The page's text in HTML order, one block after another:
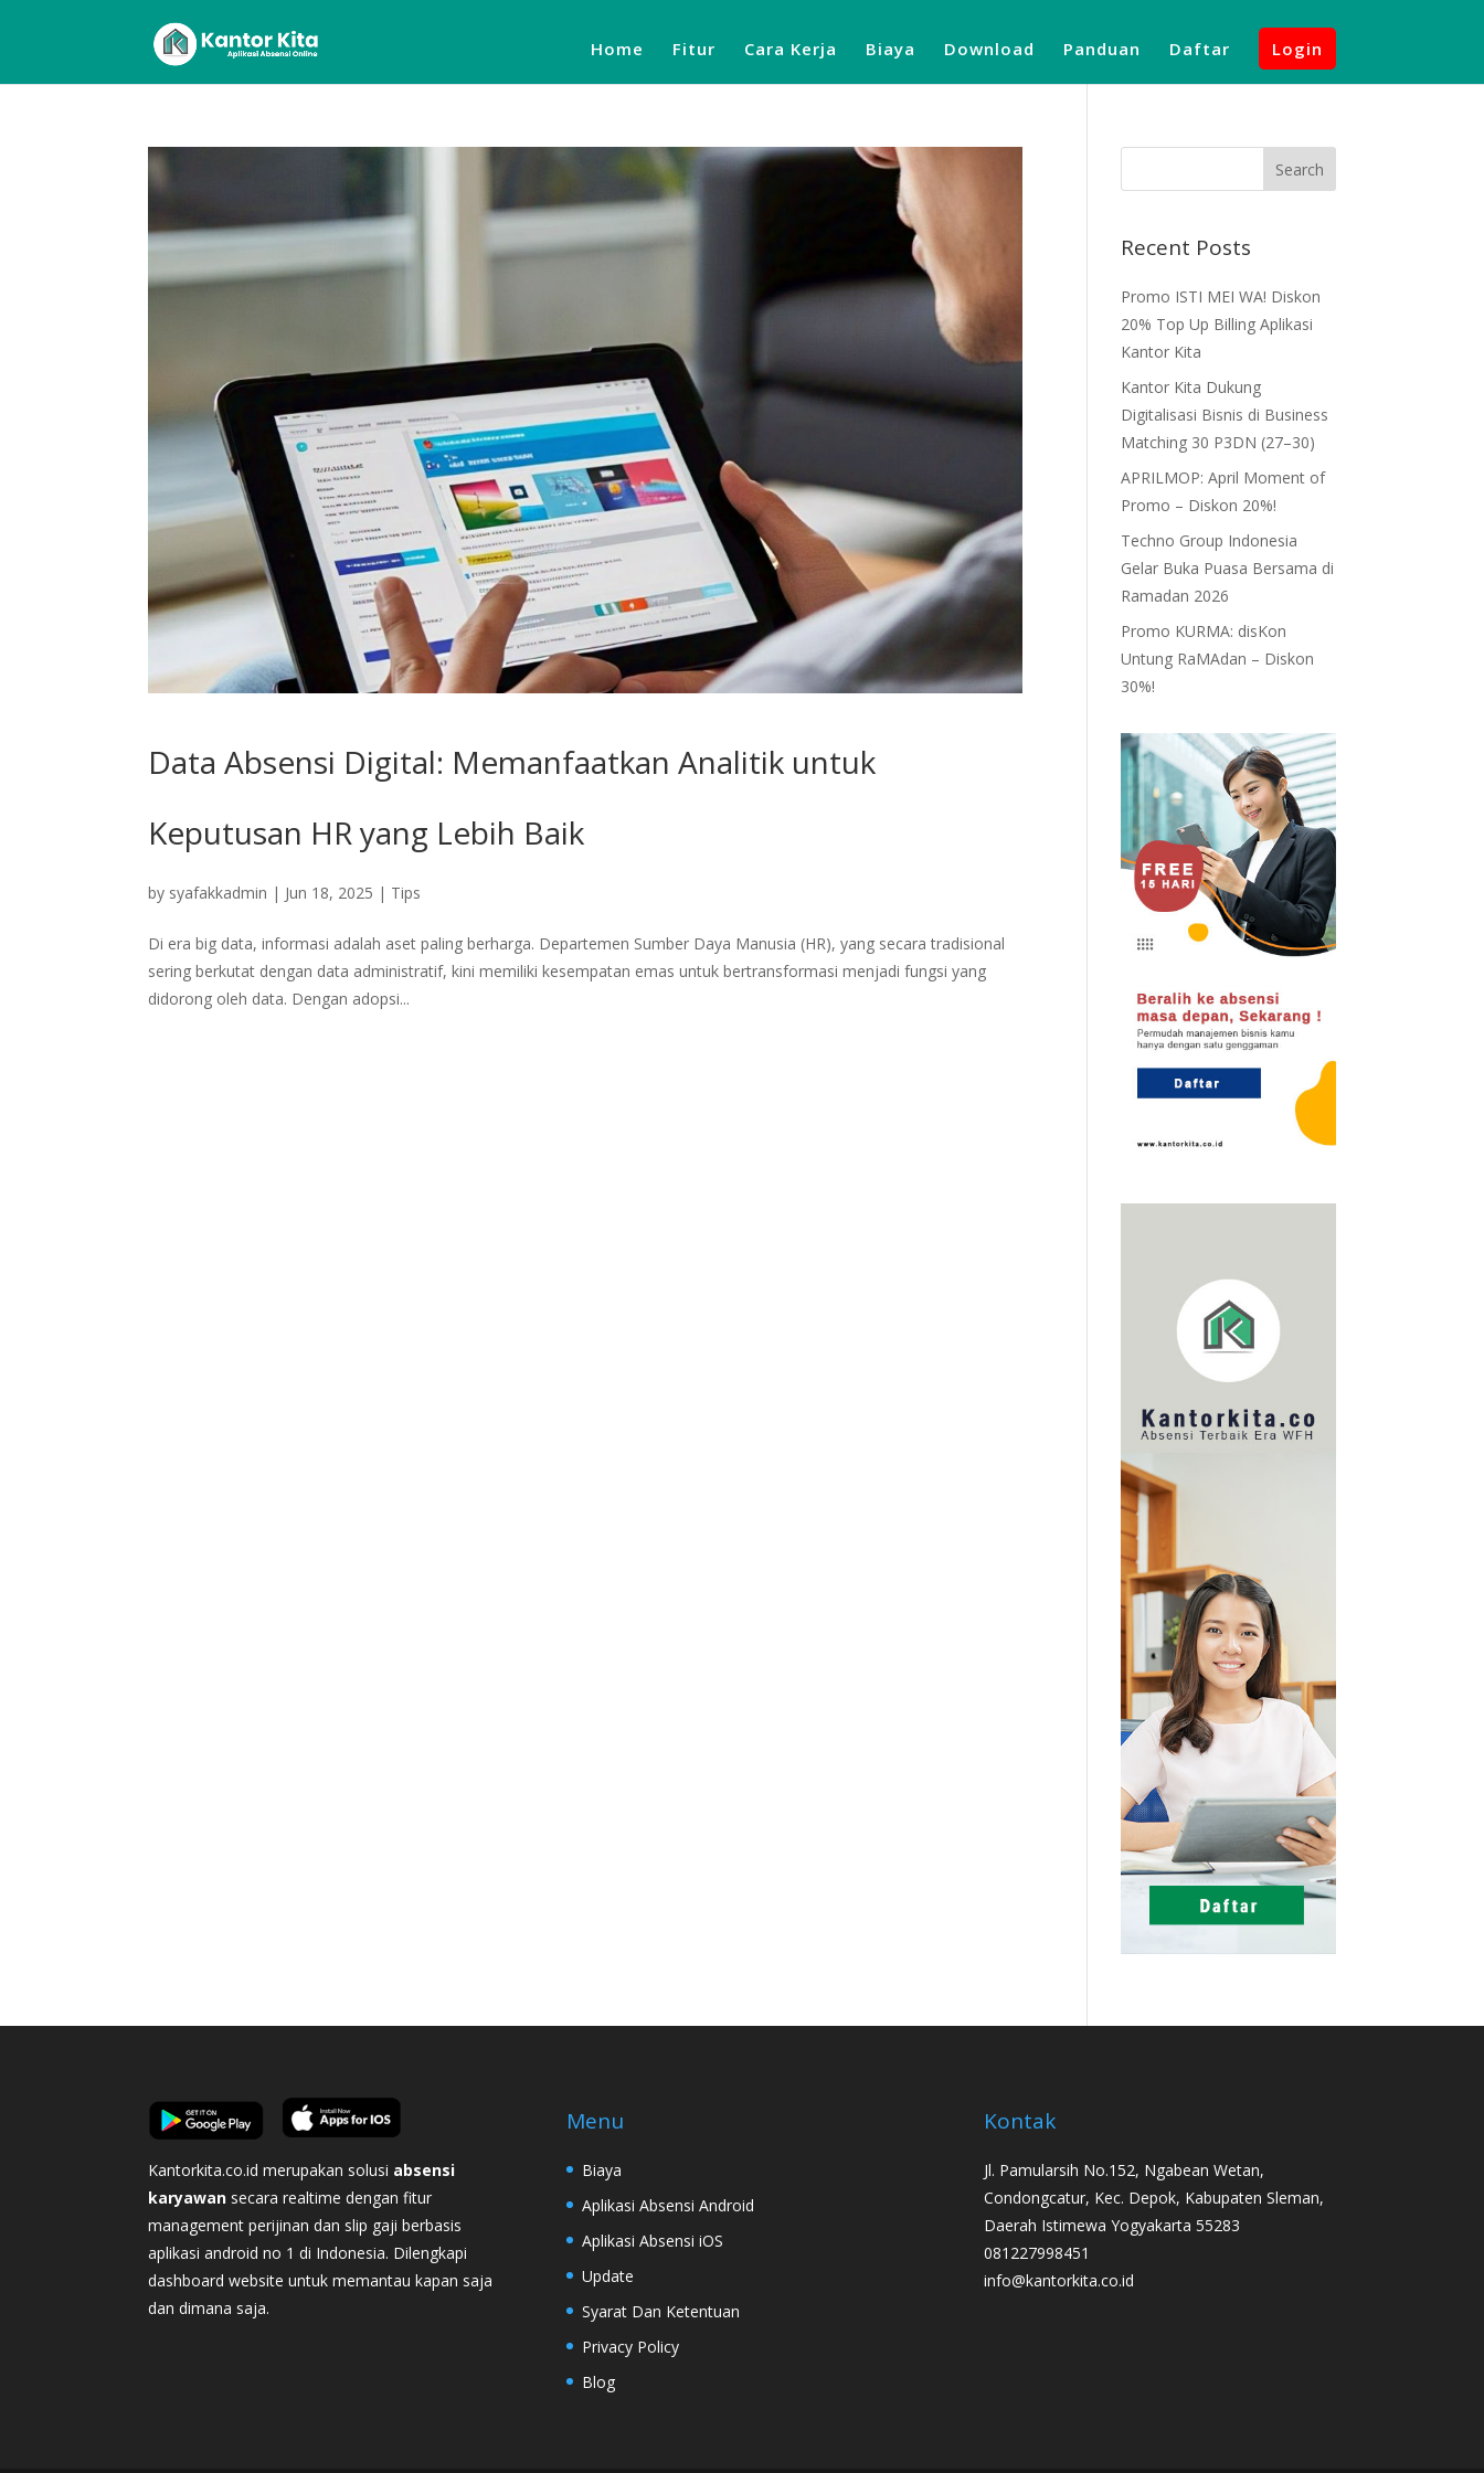
Home Fitur Cara Kerja Biaya Download Panduan Daftar Login
Data Absensi Digital: Memanfaatkan Analitik untuk
Keputusan HR yang Lebih Baik
by syafakkadmin | Jun 18, 2025 | Tips
Di era big data, informasi adalah aset paling berharga. Departemen Sumber Daya Manusia (HR), yang secara tradisional
sering berkutat dengan data administratif, kini memiliki kesempatan emas untuk bertransformasi menjadi fungsi yang
didorong oleh data. Dengan adopsi...
Recent Posts
Promo ISTI MEI WA! Diskon
20% Top Up Billing Aplikasi
Kantor Kita
Kantor Kita Dukung
Digitalisasi Bisnis di Business
Matching 30 P3DN (27–30)
APRILMOP: April Moment of
Promo – Diskon 20%!
Techno Group Indonesia
Gelar Buka Puasa Bersama di
Ramadan 2026
Promo KURMA: disKon
Untung RaMAdan – Diskon
30%!
Kantorkita.co.id merupakan solusi absensi
karyawan secara realtime dengan fitur
management perijinan dan slip gaji berbasis
aplikasi android no 1 di Indonesia. Dilengkapi
dashboard website untuk memantau kapan saja
dan dimana saja.
Menu
Biaya
Aplikasi Absensi Android
Aplikasi Absensi iOS
Update
Syarat Dan Ketentuan
Privacy Policy
Blog
Kontak
Jl. Pamularsih No.152, Ngabean Wetan,
Condongcatur, Kec. Depok, Kabupaten Sleman,
Daerah Istimewa Yogyakarta 55283
081227998451
info@kantorkita.co.id